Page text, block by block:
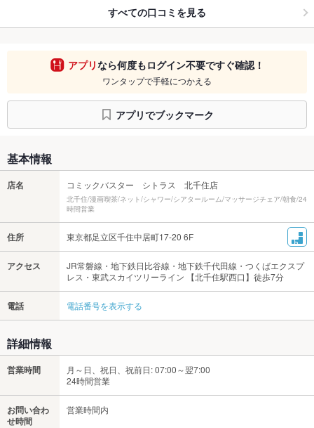
すべての口コミを見る
アプリなら何度もログイン不要ですぐ確認！
ワンタップで手軽につかえる
アプリでブックマーク
基本情報
店名 コミックバスター シトラス 北千住店
北千住/漫画喫茶/ネット/シャワー/シアタールーム/マッサージチェア/朝食/24
時間営業
住所 東京都足立区千住中居町17-20 6F
アクセス
JR常磐線・地下鉄日比谷線・地下鉄千代田線・つくばエクスプ
レス・東武スカイツリーライン 【北千住駅西口】徒歩7分
電話 電話番号を表示する
詳細情報
営業時間
月～日、祝日、祝前日: 07:00～翌7:00
24時間営業
お問い合わ
せ時間
営業時間内